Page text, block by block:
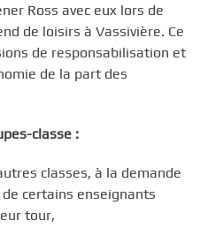
Ross avec eux lors de
de loisirs à Vassivière. Ce
de responsabilisation et
de la part des
classe :
classes, à la demande
certains enseignants
tour,